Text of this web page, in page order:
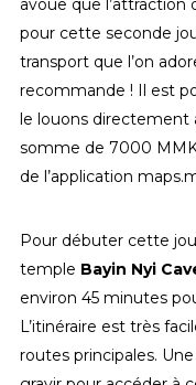
avoue que
pour cette seconde
transport que l’on
recommande ! Il est
le louons directement
somme de 7000
de l’application
Pour débuter cette
temple Bayin Nyi
environ 45 minutes
L’itinéraire est très
routes principales.